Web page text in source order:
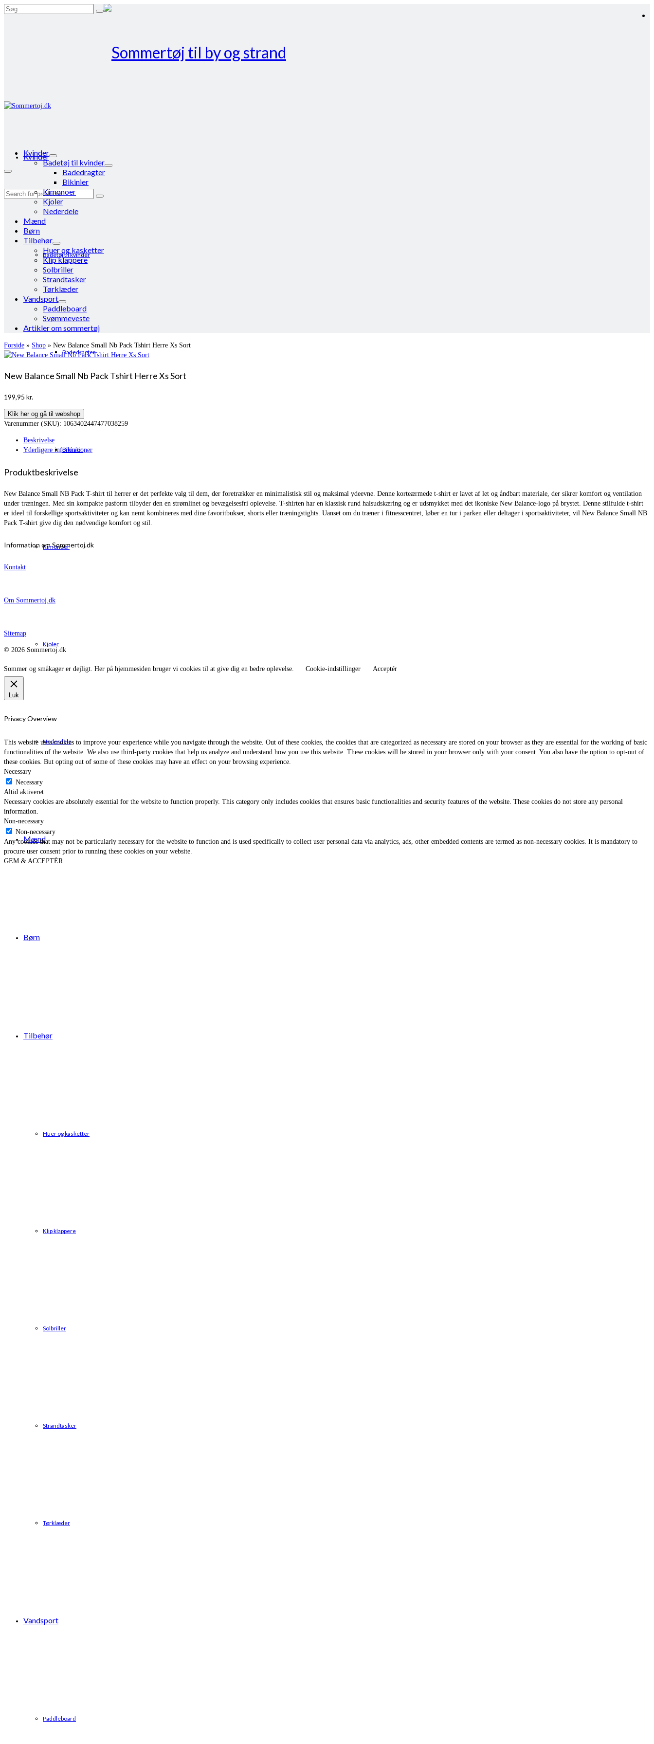
Search
Kvinder
Badetøj til kvinder
Badedragter
Bikinier
Kimonoer
Kjoler
Nederdele
Mænd
Børn
Tilbehør
Huer og kasketter
Klip klappere
Solbriller
Strandtasker
Tørklæder
Vandsport
Paddleboard
Search
Kvinder
Badetøj til kvinder
Badedragter
Bikinier
Kimonoer
Kjoler
Nederdele
Mænd
Børn
Tilbehør
Huer og kasketter
Klip klappere
Solbriller
Strandtasker
Tørklæder
Vandsport
Paddleboard
Svømmeveste
Artikler om sommertøj
Forside » Shop » New Balance Small Nb Pack Tshirt Herre Xs Sort
New Balance Small Nb Pack Tshirt Herre Xs Sort
199,95 kr.
Klik her og gå til webshop
Varenummer (SKU): 1063402447477038259
Beskrivelse
Yderligere informationer
Produktbeskrivelse
New Balance Small NB Pack T-shirt til herrer er det perfekte valg til dem, der foretrækker en minimalistisk stil og maksimal ydeevne. Denne korteærmede t-shirt er lavet af let og åndbart materiale, der sikrer komfort og ventilation
under træningen. Med sin kompakte pasform tilbyder den en strømlinet og bevægelsesfri oplevelse. T-shirten har en klassisk rund halsudskæring og er udsmykket med det ikoniske New Balance-logo på brystet. Denne stilfulde t-shirt
er ideel til forskellige sportsaktiviteter og kan nemt kombineres med dine favoritbukser, shorts eller træningstights. Uanset om du træner i fitnesscentret, løber en tur i parken eller deltager i sportsaktiviteter, vil New Balance Small NB
Pack T-shirt give dig den nødvendige komfort og stil.
Information om Sommertoj.dk
Kontakt
Om Sommertoj.dk
Sitemap
© 2026 Sommertoj.dk
Sommer og småkager er dejligt. Her på hjemmesiden bruger vi cookies til at give dig en bedre oplevelse. Cookie-indstillinger Acceptér
Luk
Privacy Overview
This website uses cookies to improve your experience while you navigate through the website. Out of these cookies, the cookies that are categorized as necessary are stored on your browser as they are essential for the working of basic
functionalities of the website. We also use third-party cookies that help us analyze and understand how you use this website. These cookies will be stored in your browser only with your consent. You also have the option to opt-out of
these cookies. But opting out of some of these cookies may have an effect on your browsing experience.
Necessary
Necessary
Altid aktiveret
Necessary cookies are absolutely essential for the website to function properly. This category only includes cookies that ensures basic functionalities and security features of the website. These cookies do not store any personal
information.
Non-necessary
Non-necessary
Any cookies that may not be particularly necessary for the website to function and is used specifically to collect user personal data via analytics, ads, other embedded contents are termed as non-necessary cookies. It is mandatory to
procure user consent prior to running these cookies on your website.
GEM & ACCEPTÈR